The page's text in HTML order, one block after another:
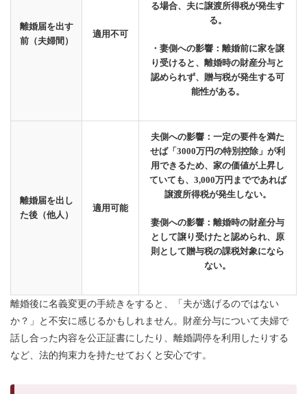
離婚届を出す
前（夫婦間）
適用不可
る場合、夫に譲渡所得税が発生す
る。
・妻側への影響：離婚前に家を譲
り受けると、離婚時の財産分与と
認められず、贈与税が発生する可
能性がある。
離婚届を出し
た後（他人）
適用可能
夫側への影響：一定の要件を満た
せば「3000万円の特別控除」が利
用できるため、家の価値が上昇し
ていても、3,000万円までであれば
譲渡所得税が発生しない。
妻側への影響：離婚時の財産分与
として譲り受けたと認められ、原
則として贈与税の課税対象になら
ない。
離婚後に名義変更の手続きをすると、「夫が逃げるのではない
か？」と不安に感じるかもしれません。財産分与について夫婦で
話し合った内容を公正証書にしたり、離婚調停を利用したりする
など、法的拘束力を持たせておくと安心です。